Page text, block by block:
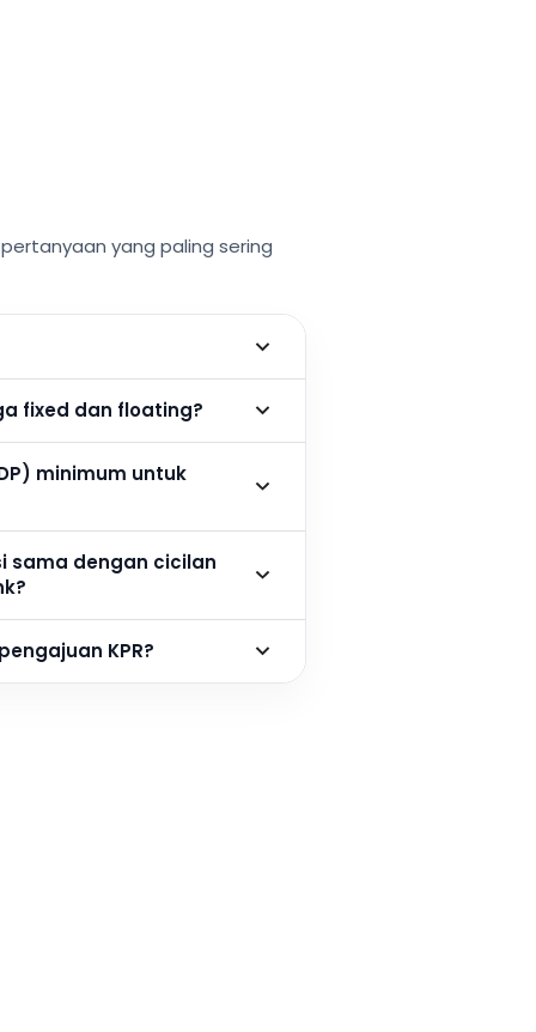
yang paling sering
fixed dan floating?
minimum untuk
sama dengan cicilan
KPR?